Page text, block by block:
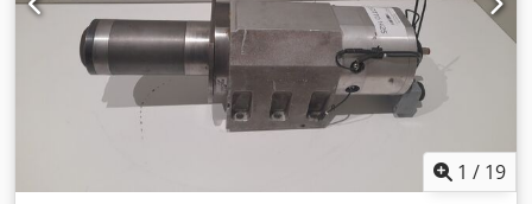
1 / 19